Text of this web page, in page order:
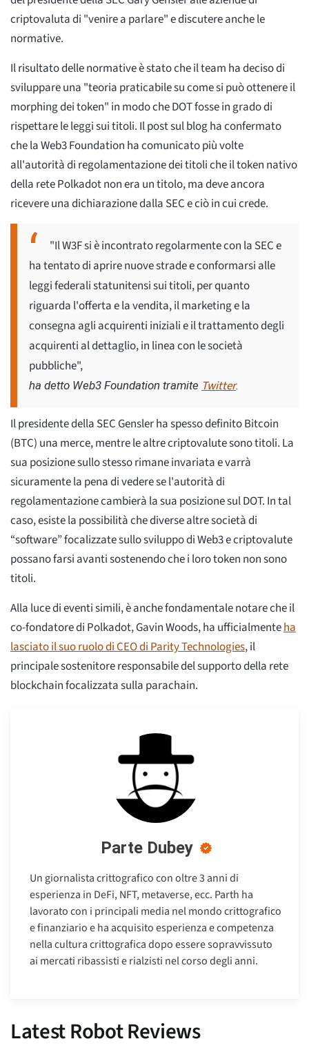
criptovaluta di "venire a parlare" e discutere anche le
normative.
Il risultato delle normative è stato che il team ha deciso di
sviluppare una "teoria praticabile su come si può ottenere il
morphing dei token" in modo che DOT fosse in grado di
rispettare le leggi sui titoli. Il post sul blog ha confermato
che la Web3 Foundation ha comunicato più volte
all'autorità di regolamentazione dei titoli che il token nativo
della rete Polkadot non era un titolo, ma deve ancora
ricevere una dichiarazione dalla SEC e ciò in cui crede.
"Il W3F si è incontrato regolarmente con la SEC e
ha tentato di aprire nuove strade e conformarsi alle
leggi federali statunitensi sui titoli, per quanto
riguarda l'offerta e la vendita, il marketing e la
consegna agli acquirenti iniziali e il trattamento degli
acquirenti al dettaglio, in linea con le società
pubbliche",
ha detto Web3 Foundation tramite Twitter.
Il presidente della SEC Gensler ha spesso definito Bitcoin
(BTC) una merce, mentre le altre criptovalute sono titoli. La
sua posizione sullo stesso rimane invariata e varrà
sicuramente la pena di vedere se l'autorità di
regolamentazione cambierà la sua posizione sul DOT. In tal
caso, esiste la possibilità che diverse altre società di
“software” focalizzate sullo sviluppo di Web3 e criptovalute
possano farsi avanti sostenendo che i loro token non sono
titoli.
Alla luce di eventi simili, è anche fondamentale notare che il
co-fondatore di Polkadot, Gavin Woods, ha ufficialmenteha
lasciato il suo ruolo di CEO di Parity Technologies, il
principale sostenitore responsabile del supporto della rete
blockchain focalizzata sulla parachain.
Parte Dubey
Un giornalista crittografico con oltre 3 anni di
esperienza in DeFi, NFT, metaverse, ecc. Parth ha
lavorato con i principali media nel mondo crittografico
e finanziario e ha acquisito esperienza e competenza
nella cultura crittografica dopo essere sopravvissuto
ai mercati ribassisti e rialzisti nel corso degli anni.
Latest Robot Reviews